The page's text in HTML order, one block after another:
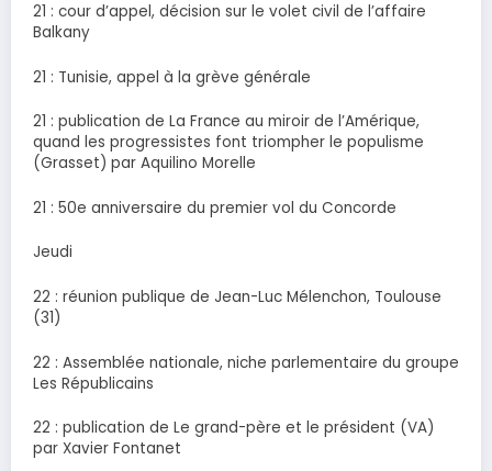
21 : cour d’appel, décision sur le volet civil de l’affaire
Balkany
21 : Tunisie, appel à la grève générale
21 : publication de La France au miroir de l’Amérique,
quand les progressistes font triompher le populisme
(Grasset) par Aquilino Morelle
21 : 50e anniversaire du premier vol du Concorde
Jeudi
22 : réunion publique de Jean-Luc Mélenchon, Toulouse
(31)
22 : Assemblée nationale, niche parlementaire du groupe
Les Républicains
22 : publication de Le grand-père et le président (VA)
par Xavier Fontanet